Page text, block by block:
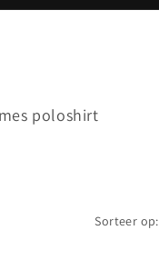
poloshirt
Sorteer op: